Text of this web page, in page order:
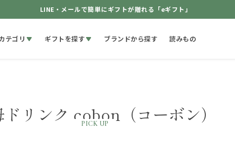
LINE・メールで簡単にギフトが贈れる「eギフト」
テゴリ ギフトを探す ブランドから探す 読みもの
リンク cobon（コーボン）
PICK UP